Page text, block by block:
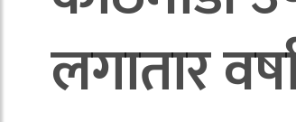
लगातार